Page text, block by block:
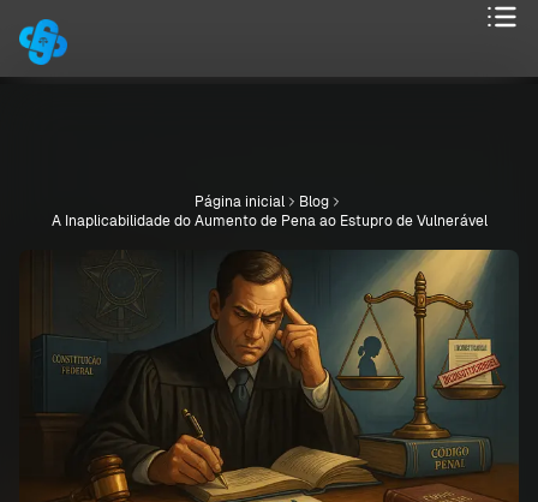
Página inicial
Blog
A Inaplicabilidade do Aumento de Pena ao Estupro de Vulnerável